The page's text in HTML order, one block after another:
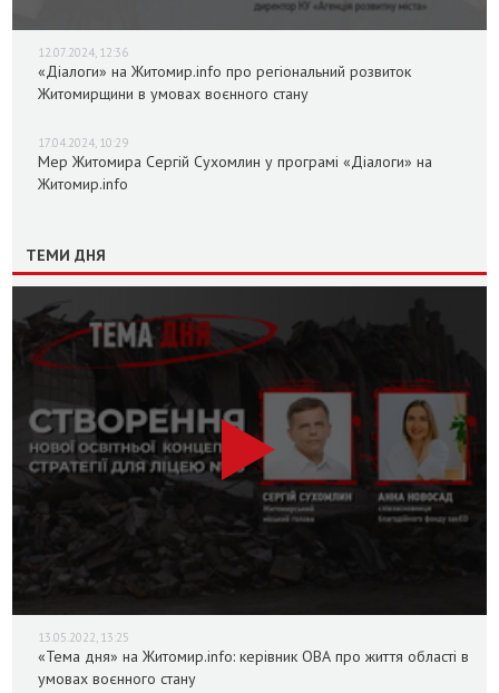
12.07.2024, 12:36
«Діалоги» на Житомир.info про регіональний розвиток
Житомирщини в умовах воєнного стану
17.04.2024, 10:29
Мер Житомира Сергій Сухомлин у програмі «Діалоги» на
Житомир.info
ТЕМИ ДНЯ
13.05.2022, 13:25
«Тема дня» на Житомир.info: керівник ОВА про життя області в
умовах воєнного стану